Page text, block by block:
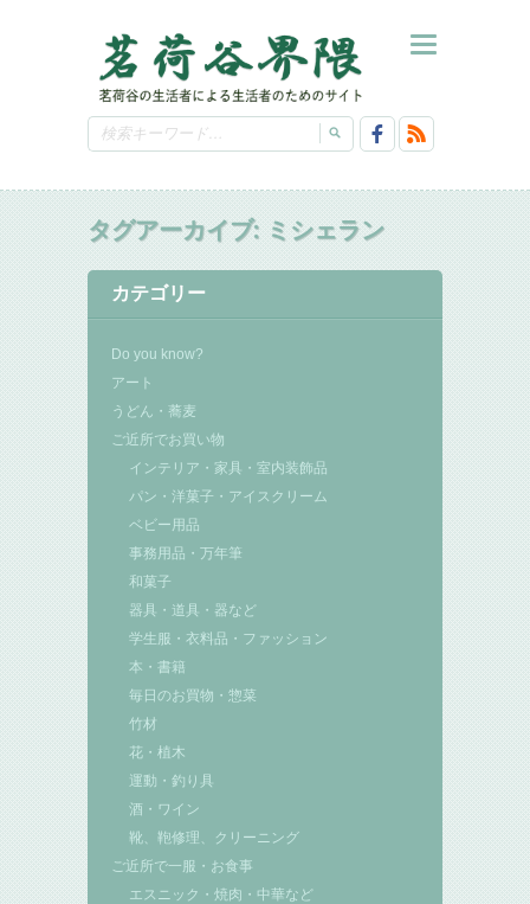
タグアーカイブ: ミシェラン
カテゴリー
Do you know?
アート
うどん・蕎麦
ご近所でお買い物
インテリア・家具・室内装飾品
パン・洋菓子・アイスクリーム
ベビー用品
事務用品・万年筆
和菓子
器具・道具・器など
学生服・衣料品・ファッション
本・書籍
毎日のお買物・惣菜
竹材
花・植木
運動・釣り具
酒・ワイン
靴、鞄修理、クリーニング
ご近所で一服・お食事
エスニック・焼肉・中華など